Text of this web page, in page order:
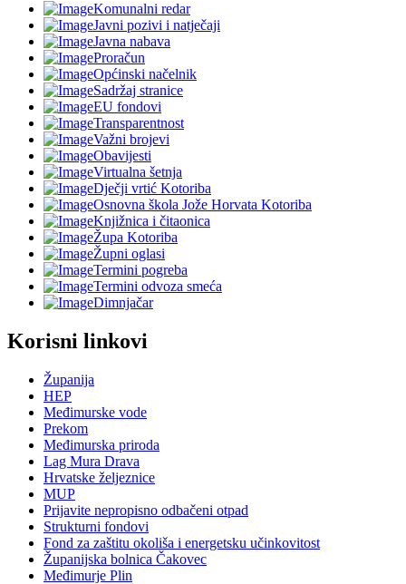
Komunalni redar
Javni pozivi i natječaji
Javna nabava
Proračun
Općinski načelnik
Sadržaj stranice
EU fondovi
Transparentnost
Važni brojevi
Obavijesti
Virtualna šetnja
Dječji vrtić Kotoriba
Osnovna škola Jože Horvata Kotoriba
Knjižnica i čitaonica
Župa Kotoriba
Župni oglasi
Termini pogreba
Termini odvoza smeća
Dimnjačar
Korisni linkovi
Županija
HEP
Međimurske vode
Prekom
Međimurska priroda
Lag Mura Drava
Hrvatske željeznice
MUP
Prijavite nepropisno odbačeni otpad
Strukturni fondovi
Fond za zaštitu okoliša i energetsku učinkovitost
Županijska bolnica Čakovec
Međimurje Plin